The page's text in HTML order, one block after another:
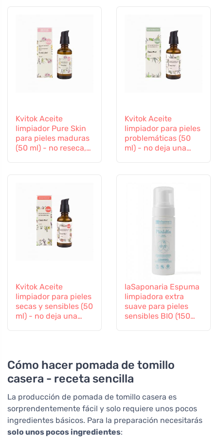
Kvitok Aceite
limpiador Pure Skin
para pieles maduras
(50 ml) - no reseca,
Kvitok Aceite
limpiador para pieles
problemáticas (50
ml) - no deja una
Kvitok Aceite
limpiador para pieles
secas y sensibles (50
ml) - no deja una
laSaponaria Espuma
limpiadora extra
suave para pieles
sensibles BIO (150
Cómo hacer pomada de tomillo
casera - receta sencilla
La producción de pomada de tomillo casera es
sorprendentemente fácil y solo requiere unos pocos
ingredientes básicos. Para la preparación necesitarás
solo unos pocos ingredientes: